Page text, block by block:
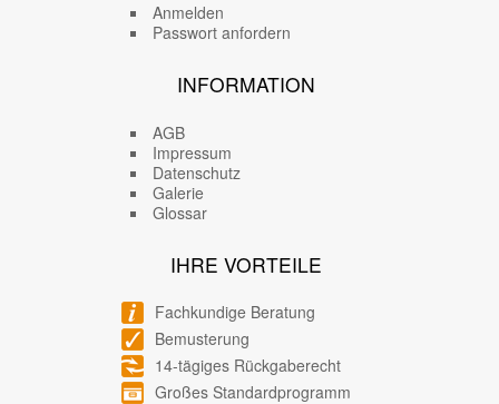
Anmelden
Passwort anfordern
INFORMATION
AGB
Impressum
Datenschutz
Galerie
Glossar
IHRE VORTEILE
Fachkundige Beratung
Bemusterung
14-tägiges Rückgaberecht
Großes Standardprogramm